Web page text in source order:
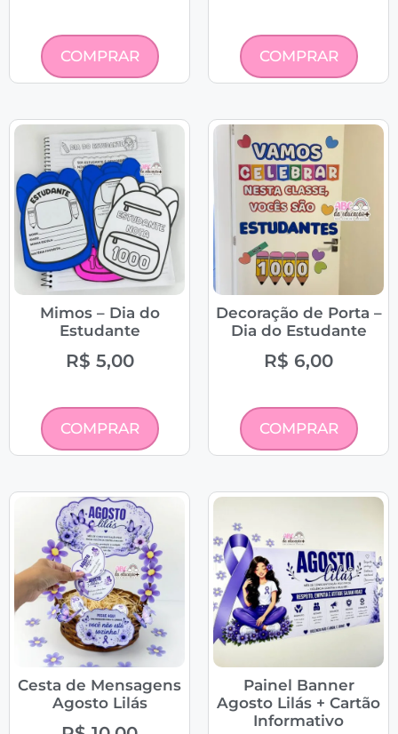
COMPRAR COMPRAR
Mimos – Dia do
Estudante
R$ 5,00
COMPRAR
Decoração de Porta –
Dia do Estudante
R$ 6,00
COMPRAR
Cesta de Mensagens
Agosto Lilás
Painel Banner
Agosto Lilás + Cartão
Informativo